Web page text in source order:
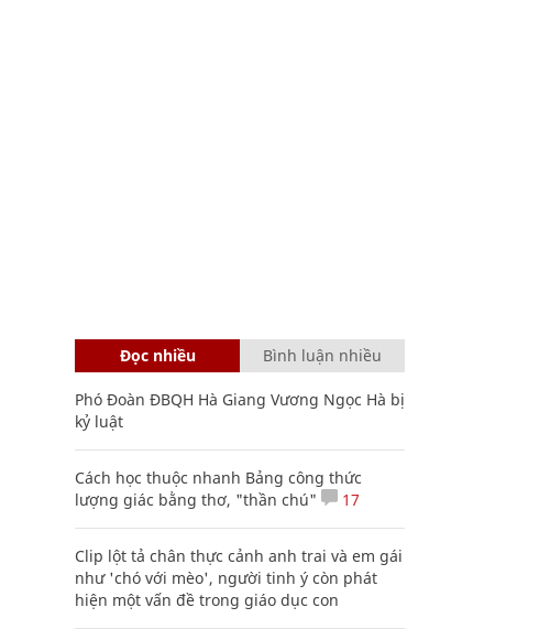
Đọc nhiều Bình luận nhiều
Phó Đoàn ĐBQH Hà Giang Vương Ngọc Hà bị
kỷ luật
Cách học thuộc nhanh Bảng công thức
lượng giác bằng thơ, "thần chú"
17
Clip lột tả chân thực cảnh anh trai và em gái
như 'chó với mèo', người tinh ý còn phát
hiện một vấn đề trong giáo dục con